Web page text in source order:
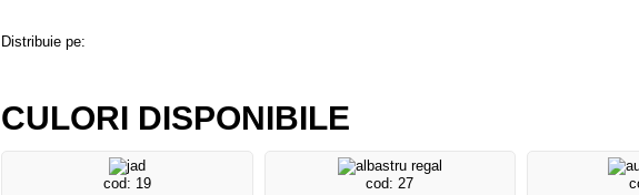
Distribuie pe:
CULORI DISPONIBILE
cod: 19
cod: 27